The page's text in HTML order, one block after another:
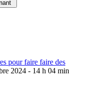
pour faire faire des
2024 - 14 h 04 min